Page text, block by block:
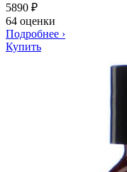
5890 ₽
64 оценки
Подробнее ›
Купить